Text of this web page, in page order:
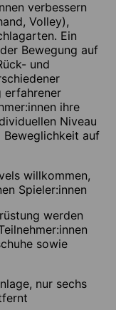
verbessern
Volley),
Ein
Bewegung auf
und
erfahrener
ihre
Niveau
Beweglichkeit auf
willkommen,
Spieler:innen
werden
sowie
nur sechs